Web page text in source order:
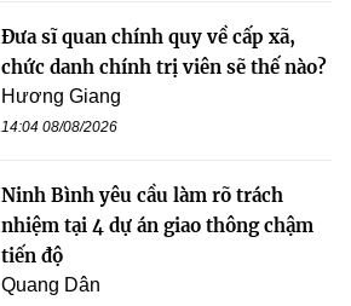
Đưa sĩ quan chính quy về cấp xã,
chức danh chính trị viên sẽ thế nào?
Hương Giang
14:04 08/08/2026
Ninh Bình yêu cầu làm rõ trách
nhiệm tại 4 dự án giao thông chậm
tiến độ
Quang Dân